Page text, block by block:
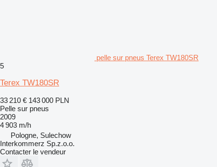
pelle sur pneus Terex TW180SR
5
Terex TW180SR
33 210 € 143 000 PLN
Pelle sur pneus
2009
4 903 m/h
Pologne, Sulechow
Interkommerz Sp.z.o.o.
Contacter le vendeur